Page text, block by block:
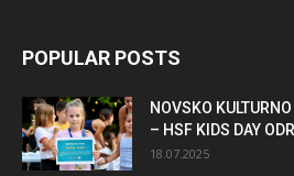
POPULAR POSTS
NOVSKO
– HSF KIDS DAY
18.07.2025